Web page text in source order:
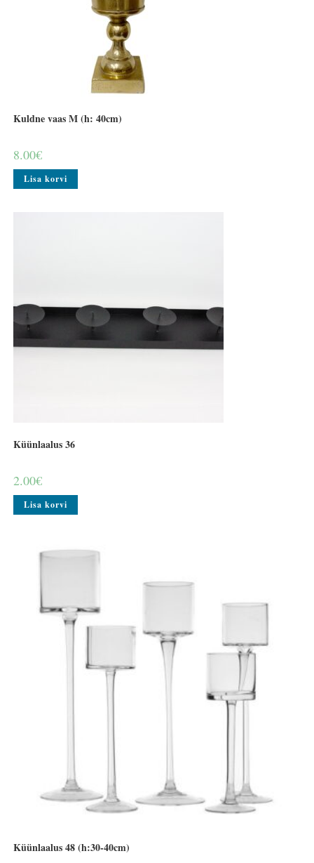
Kuldne vaas M (h: 40cm)
8.00€
Lisa korvi
Küünlaalus 36
2.00€
Lisa korvi
Küünlaalus 48 (h:30-40cm)